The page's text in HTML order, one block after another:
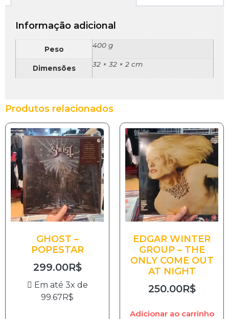
Informação adicional
Peso 400 g
Dimensões 32 × 32 × 2 cm
Produtos relacionados
GHOST –
POPESTAR
299.00R$
Em até 3x de
99.67R$
EDGAR WINTER
GROUP – THE
ONLY COME OUT
AT NIGHT
250.00R$
Adicionar ao carrinho